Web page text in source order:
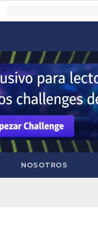
NOSOTROS